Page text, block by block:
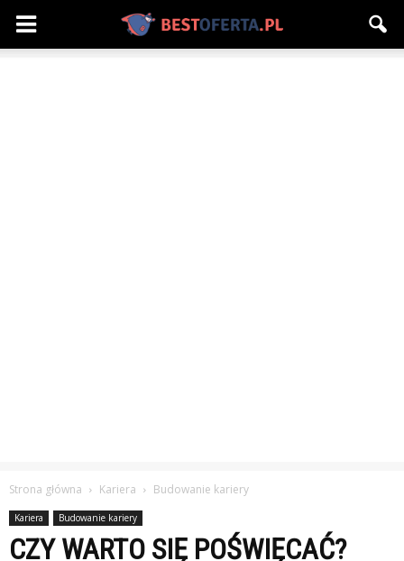
Strona główna Kariera Budowanie kariery
Kariera Budowanie kariery
CZY WARTO SIĘ POŚWIĘCAĆ?